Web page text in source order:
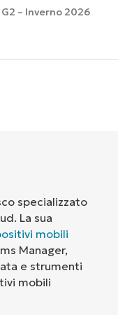
– Inverno 2026
specializzato
La sua
mobili
Manager,
e strumenti
mobili